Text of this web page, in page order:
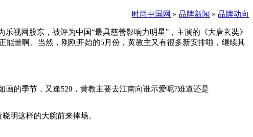
时尚中国网 » 品牌新闻 » 品牌动向
视网股东，被评为中国“最具慈善影响力明星”，主演的《大唐玄奘》
量啊。当然，刚刚开始的5月份，黄教主又有很多新安排啦，继续其
的季节，又逢520，黄教主要去江南向谁示爱呢?难道还是
明这样的大腕前来捧场。